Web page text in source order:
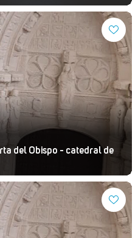
del Obispo - catedral de